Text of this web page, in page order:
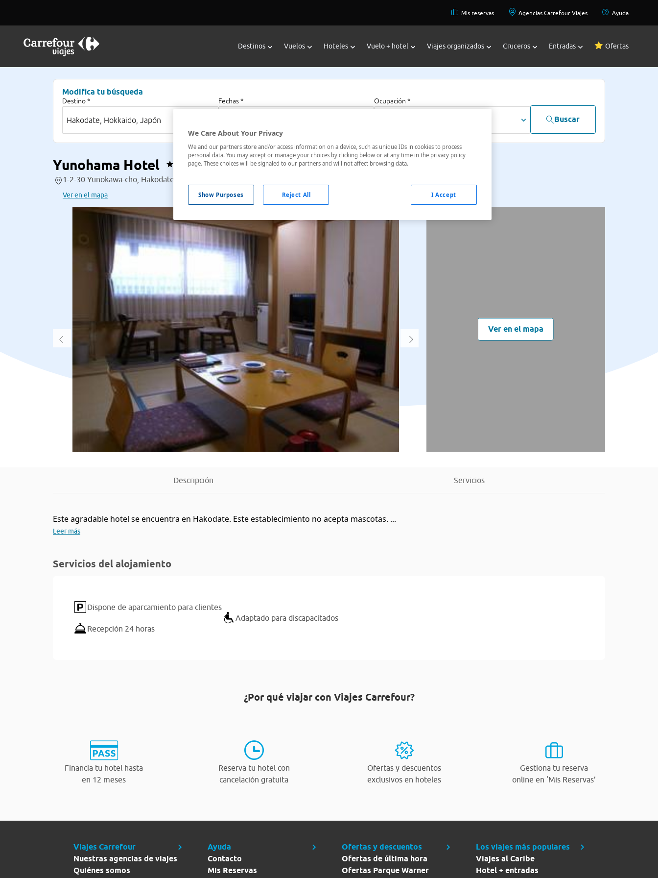
Mis reservas Agencias Carrefour Viajes Ayuda
Destinos Vuelos Hoteles Vuelo + hotel Viajes organizados Cruceros Entradas Ofertas
Modifica tu búsqueda
Destino * Fechas * Ocupación *
Buscar
Yunohama Hotel
1-2-30 Yunokawa-cho, Hakodate-shi, Hokkaido, , Hakodate, Hokkaido, Japón
Ver en el mapa
Ver en el mapa
Descripción Servicios
Este agradable hotel se encuentra en Hakodate. Este establecimiento no acepta mascotas. ...
Leer más
Servicios del alojamiento
Dispone de aparcamiento para clientes
Recepción 24 horas
Adaptado para discapacitados
¿Por qué viajar con Viajes Carrefour?
Financia tu hotel hasta
en 12 meses
Reserva tu hotel con
cancelación gratuita
Ofertas y descuentos
exclusivos en hoteles
Gestiona tu reserva
online en ‘Mis Reservas’
Viajes Carrefour
Nuestras agencias de viajes
Quiénes somos
Ayuda
Contacto
Mis Reservas
Ofertas y descuentos
Ofertas de última hora
Ofertas Parque Warner
Los viajes más populares
Viajes al Caribe
Hotel + entradas
We Care About Your Privacy
We and our partners store and/or access information on a device, such as unique IDs in cookies to process
personal data. You may accept or manage your choices by clicking below or at any time in the privacy policy
page. These choices will be signaled to our partners and will not affect browsing data.
Show Purposes Reject All I Accept